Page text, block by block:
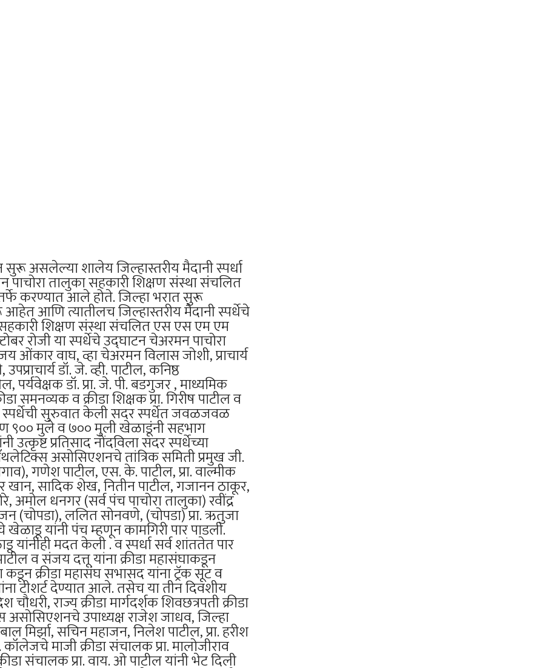
असलेल्या शालेय जिल्हास्तरीय मैदानी स्पर्धा
पाचोरा तालुका सहकारी शिक्षण संस्था संचलित
करण्यात आले होते. जिल्हा भरात सुरू
आणि त्यातीलच जिल्हास्तरीय मैदानी स्पर्धेचे
शिक्षण संस्था संचलित एस एस एम एम
रोजी या स्पर्धेचे उद्घाटन चेअरमन पाचोरा
वाघ, व्हा चेअरमन विलास जोशी, प्राचार्य
डॉ. जे. व्ही. पाटील, कनिष्ठ
पर्यवेक्षक डॉ. प्रा. जे. पी. बडगुजर , माध्यमिक
समनव्यक व क्रीडा शिक्षक प्रा. गिरीष पाटील व
स्पर्धेची सुरुवात केली सदर स्पर्धेत जवळजवळ
९०० मुले व ७०० मुली खेळाडूंनी सहभाग
उत्कृष्ट प्रतिसाद नोंदविला सदर स्पर्धेच्या
असोसिएशनचे तांत्रिक समिती प्रमुख जी.
गणेश पाटील, एस. के. पाटील, प्रा. वाल्मीक
खान, सादिक शेख, नितीन पाटील, गजानन ठाकूर,
अमोल धनगर (सर्व पंच पाचोरा तालुका) रवींद्र
(चोपडा), ललित सोनवणे, (चोपडा) प्रा. ऋतुजा
खेळाडू यांनी पंच म्हणून कामगिरी पार पाडली.
यांनीही मदत केली . व स्पर्धा सर्व शांततेत पार
व संजय दत्तू यांना क्रीडा महासंघाकडून
क्रीडा महासंघ सभासद यांना ट्रॅक सूट व
टीशर्ट देण्यात आले. तसेच या तीन दिवशीय
राज्य क्रीडा मार्गदर्शक शिवछत्रपती क्रीडा
असोसिएशनचे उपाध्यक्ष राजेश जाधव, जिल्हा
मिर्झा, सचिन महाजन, निलेश पाटील, प्रा. हरीश
माजी क्रीडा संचालक प्रा. मालोजीराव
संचालक प्रा. वाय. ओ पाटील यांनी भेट दिली